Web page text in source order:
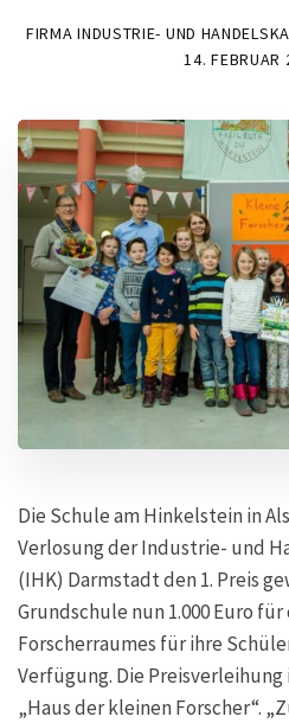
FIRMA INDUSTRIE- UND
14. FEBRUAR
Die Schule am Hinkelstein in
Verlosung der Industrie- und
(IHK) Darmstadt den 1. Preis
Grundschule nun 1.000 Euro
Forscherraumes für ihre
Verfügung. Die
„Haus der kleinen Forscher“.